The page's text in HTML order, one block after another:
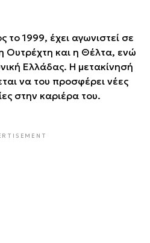
το 1999, έχει αγωνιστεί σε
Ουτρέχτη και η Θέλτα, ενώ
Ελλάδας. Η μετακίνησή
να του προσφέρει νέες
στην καριέρα του.